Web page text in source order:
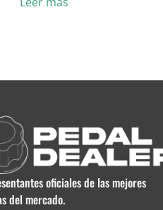
oficiales de las mejores
del mercado.